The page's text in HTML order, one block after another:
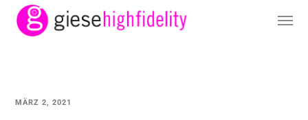
MÄRZ 2, 2021